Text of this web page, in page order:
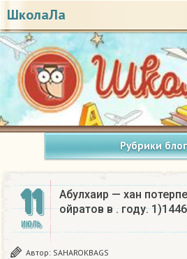
ШколаЛа
Рубрики
11
ИЮЛЬ
Абулхаир — хан
ойратов в . году.
Автор: SAHAROKBAGS